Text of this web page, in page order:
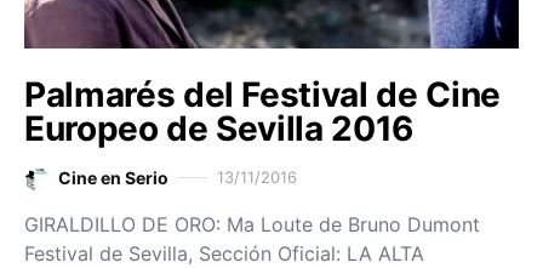
Palmarés del Festival de Cine
Europeo de Sevilla 2016
Cine en Serio 13/11/2016
GIRALDILLO DE ORO: Ma Loute de Bruno Dumont
Festival de Sevilla, Sección Oficial: LA ALTA